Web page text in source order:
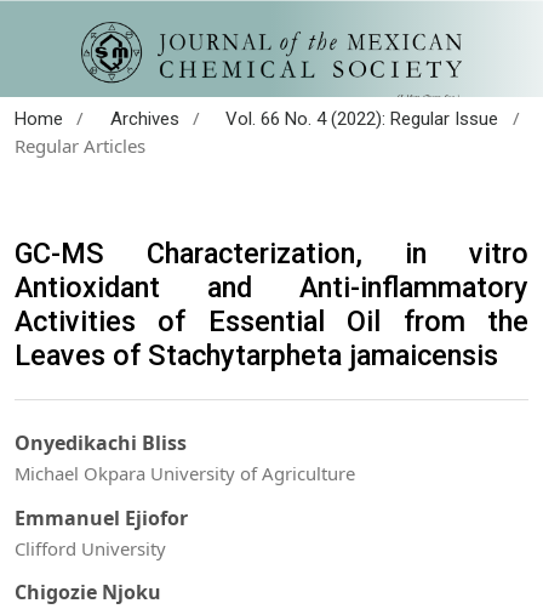
Home / Archives / Vol. 66 No. 4 (2022): Regular Issue
/
Regular Articles
GC-MS Characterization, in vitro
Antioxidant and Anti-inflammatory
Activities of Essential Oil from the
Leaves of Stachytarpheta jamaicensis
Onyedikachi Bliss
Michael Okpara University of Agriculture
Emmanuel Ejiofor
Clifford University
Chigozie Njoku